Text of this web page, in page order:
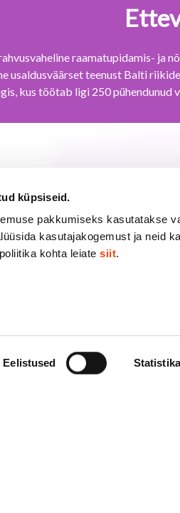
küpsiseid.
pakkumiseks kasutatakse
kasutajakogemust ja neid
kohta leiatesiit.
Eelistused Statistika